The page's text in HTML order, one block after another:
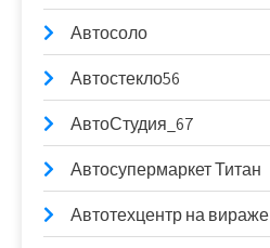
Автосоло
Автостекло56
АвтоСтудия_67
Автосупермаркет Титан
Автотехцентр на вираже